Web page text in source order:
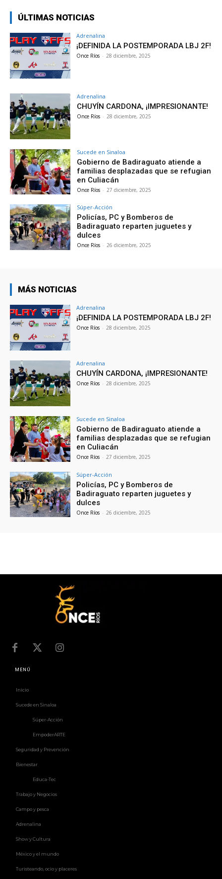
ÚLTIMAS NOTICIAS
Adrenalina
¡DEFINIDA LA POSTEMPORADA LBJ 2F!
Once Ríos - 28 diciembre, 2025
Adrenalina
CHUYÍN CARDONA, ¡IMPRESIONANTE!
Once Ríos - 28 diciembre, 2025
Sucede en Sinaloa
Gobierno de Badiraguato atiende a
familias desplazadas que se refugian
en Culiacán
Once Ríos - 27 diciembre, 2025
Súper-Acción
Policías, PC y Bomberos de
Badiraguato reparten juguetes y
dulces
Once Ríos - 26 diciembre, 2025
MÁS NOTICIAS
Adrenalina
¡DEFINIDA LA POSTEMPORADA LBJ 2F!
Once Ríos - 28 diciembre, 2025
Adrenalina
CHUYÍN CARDONA, ¡IMPRESIONANTE!
Once Ríos - 28 diciembre, 2025
Sucede en Sinaloa
Gobierno de Badiraguato atiende a
familias desplazadas que se refugian
en Culiacán
Once Ríos - 27 diciembre, 2025
Súper-Acción
Policías, PC y Bomberos de
Badiraguato reparten juguetes y
dulces
Once Ríos - 26 diciembre, 2025
MENÚ
Inicio
Sucede en Sinaloa
Súper-Acción
EmpoderARTE
Seguridad y Prevención
Bienestar
Educa-Tec
Trabajo y Negocios
Campo y pesca
Adrenalina
Show y Cultura
México y el mundo
Turisteando, ocio y placeres